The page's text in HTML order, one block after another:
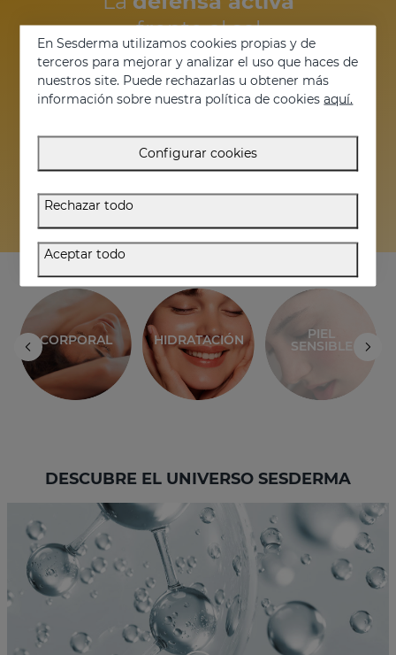
frente al sol
CORPORAL HIDRATACIÓN PIEL
SENSIBLE
DESCUBRE EL UNIVERSO SESDERMA
En Sesderma utilizamos cookies propias y de
terceros para mejorar y analizar el uso que haces de
nuestros site. Puede rechazarlas u obtener más
información sobre nuestra política de cookiesaquí.
Configurar cookies
Rechazar todo
Aceptar todo